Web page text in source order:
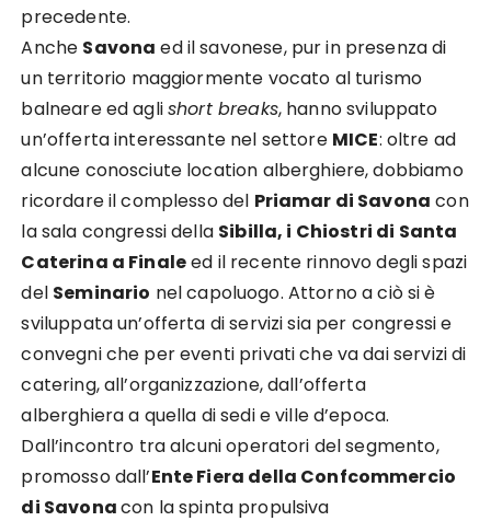
precedente.
Anche Savona ed il savonese, pur in presenza di
un territorio maggiormente vocato al turismo
balneare edaglishort breaks, hanno sviluppato
un’offerta interessante nel settore MICE: oltre ad
alcune conosciute location alberghiere, dobbiamo
ricordare il complesso del Priamar di Savona con
la sala congressi della Sibilla, i Chiostri di Santa
Caterina a Finaleed il recente rinnovo degli spazi
del Seminario nel capoluogo. Attorno a ciò si è
sviluppata un’offerta di servizi sia per congressi e
convegni che per eventi privati che vadai servizi di
catering, all’organizzazione, dall’offerta
alberghiera a quella di sedi e ville d’epoca.
Dall’incontro tra alcuni operatori del segmento,
promosso dall’Ente Fiera della Confcommercio
di Savonacon la spinta propulsiva